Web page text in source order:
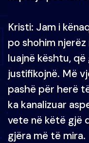
Kristi: Jam i
po shohim
luajnë kështu,
justifikojnë. Më
pashë për herë
ka kanalizuar
vete në këtë gjë
gjëra më të mira.